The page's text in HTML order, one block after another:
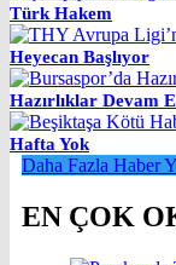
Türk Hakem
Heyecan Başlıyor
Hazırlıklar Devam
Hafta Yok
Daha Fazla Haber
EN ÇOK